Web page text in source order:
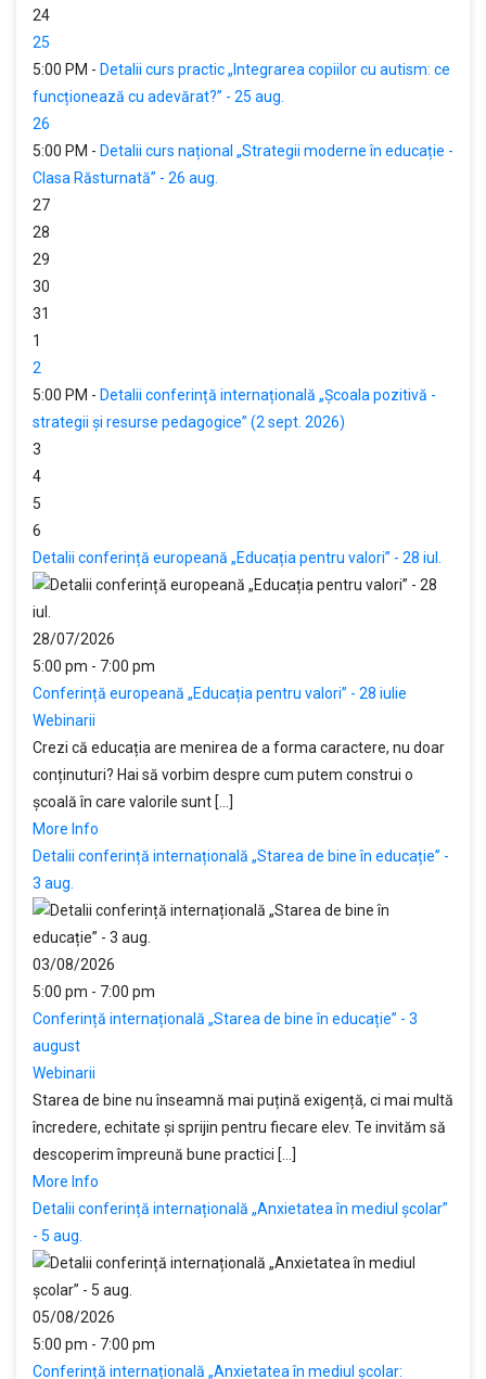
24
25
5:00 PM - Detalii curs practic „Integrarea copiilor cu autism: ce
funcționează cu adevărat?” - 25 aug.
26
5:00 PM - Detalii curs național „Strategii moderne în educație -
Clasa Răsturnată” - 26 aug.
27
28
29
30
31
1
2
5:00 PM - Detalii conferință internațională „Școala pozitivă -
strategii și resurse pedagogice” (2 sept. 2026)
3
4
5
6
Detalii conferință europeană „Educația pentru valori” - 28 iul.
28/07/2026
5:00 pm - 7:00 pm
Conferință europeană „Educația pentru valori” - 28 iulie
Webinarii
Crezi că educația are menirea de a forma caractere, nu doar
conținuturi? Hai să vorbim despre cum putem construi o
școală în care valorile sunt [...]
More Info
Detalii conferință internațională „Starea de bine în educație” -
3 aug.
03/08/2026
5:00 pm - 7:00 pm
Conferință internațională „Starea de bine în educație” - 3
august
Webinarii
Starea de bine nu înseamnă mai puțină exigență, ci mai multă
încredere, echitate și sprijin pentru fiecare elev. Te invităm să
descoperim împreună bune practici [...]
More Info
Detalii conferință internațională „Anxietatea în mediul școlar”
- 5 aug.
05/08/2026
5:00 pm - 7:00 pm
Conferință internațională „Anxietatea în mediul școlar: